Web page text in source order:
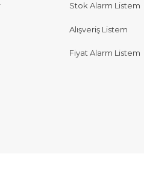
Stok Alarm Listem
Alışveriş Listem
Fiyat Alarm Listem